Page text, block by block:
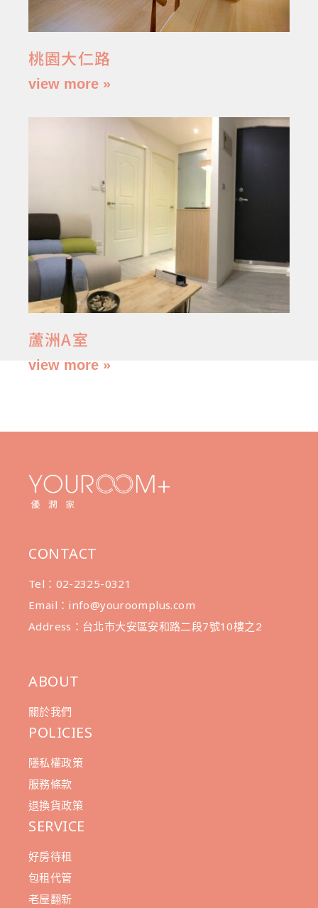
桃園大仁路
view more »
蘆洲A室
view more »
CONTACT
Tel：02-2325-0321
Email：info@youroomplus.com
Address：台北市大安區安和路二段7號10樓之2
ABOUT
關於我們
POLICIES
隱私權政策
服務條款
退換貨政策
SERVICE
好房待租
包租代管
老屋翻新